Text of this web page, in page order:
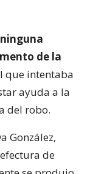
de la
que intentaba
ayuda a la
del robo.
González,
de